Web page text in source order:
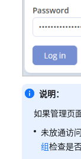
统
权
说明：
如果管理页
未放通访
组检查是